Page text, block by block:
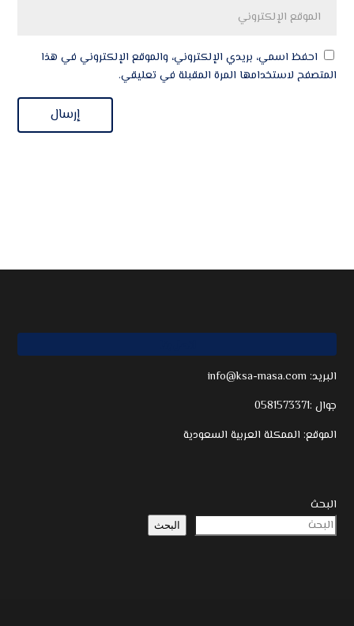
احفظ اسمي، بريدي الإلكتروني، والموقع الإلكتروني في هذا
المتصفح لاستخدامها المرة المقبلة في تعليقي.
info@ksa-masa.com :البريد
جوال :0581573371
الموقع: الممكلة العربية السعودية
البحث
البحث